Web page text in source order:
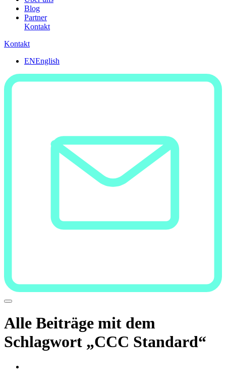
Blog
Partner
Kontakt
Kontakt
ENEnglish
Alle Beiträge mit dem
Schlagwort „CCC Standard“